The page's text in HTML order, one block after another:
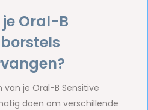
Oral-B
je Oral-B Sensitive
doen om verschillende